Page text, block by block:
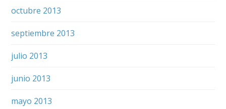
octubre 2013
septiembre 2013
julio 2013
junio 2013
mayo 2013